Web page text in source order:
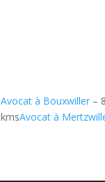
Avocat à Bouxwiller –
kmsAvocat à